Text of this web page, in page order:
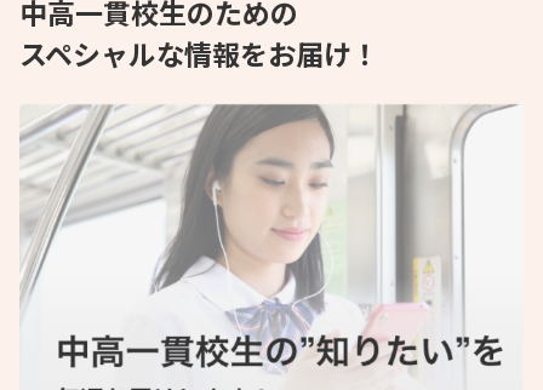
中高一貫校生のための
スペシャルな情報をお届け！